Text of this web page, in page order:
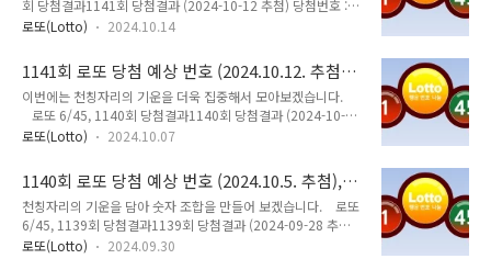
11, 19, 26, 34, 425, 14, 23, 29, 36, 442, 9, 17, 25, 33,
416, 15, 24, 32, 39, 431, 10, 18, 27, 35, 404, 12, 21,..
회 당첨결과1141회 당첨결과 (2024-10-12 추첨) 당첨번호 :
7, 11, 12, 21, 26, 35 보너스번호 : 20 1등 총 당첨금 : 270억
을 7개 생성해줘 네, 가을의 분위기와 정서를 담아 번호를 추천
해 드리겠습니다. 가을은 수확의 계절이자 풍요로움, 그리고 변
화의 시기이기도 합니다. 이런 가을의 특징을 고려하면서 1부터
45까지의 숫자 중에서 6개씩 7세트를 만들어 보겠습니다. 3, 9,
17, 24, 33, 415, 12, 20, 28, 36, 442, 8, 15, 23, 31, 397,
로또(Lotto) 2024.10.14
1141회 로또 당첨 예상 번호 (2024.10.12. 추첨),
feat. Claude
이번에는 천칭자리의 기운을 더욱 집중해서 모아보겠습니다.
로또 6/45, 1140회 당첨결과1140회 당첨결과 (2024-10-05
추첨)당첨번호 : 7, 10, 22, 29, 31, 38 보너스번호 : 15 1등 총
칭자리의 기운을 다시 모아 이번주에는 당첨이 될 수 있도록 랜
덤한 6개의 숫자 조합을 7개 생성해줘 네, 이번에는 천칭자리의
기운을 더욱 집중해서 모아보겠습니다. 천칭자리는 균형과 조화
의 별자리이니만큼, 더욱 균형 잡힌 숫자 조합을 만들어보겠습니
다. 지난주보다 더 강력한 기운으로 완전히 새로운 조합을 만들
로또(Lotto) 2024.10.07
1140회 로또 당첨 예상 번호 (2024.10.5. 추첨),
feat. Claude
천칭자리의 기운을 담아 숫자 조합을 만들어 보겠습니다. 로또
6/45, 1139회 당첨결과1139회 당첨결과 (2024-09-28 추첨)
당첨번호 : 5, 12, 15, 30, 37, 40 보너스번호 : 18 1등 총 당첨
로또(Lotto) 2024.09.30